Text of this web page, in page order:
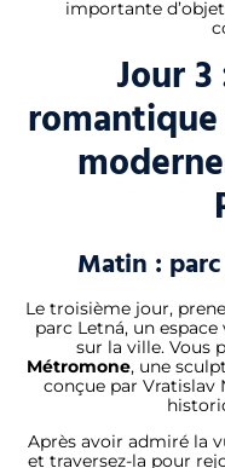
importante
Jour
Matin :
Le troisième jour,
parc Letná, un
sur la ville. Vous
Métromone, une
conçue par Vratislav
Après avoir admiré la
et traversez-la pour